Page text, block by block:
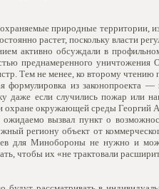
природные
растет, поскольку власти
активно обсуждали в
преднамеренного
Тем не менее, ко второму чтению
формулировка из законопроекта
даже если случились пожар или
охране окружающей среды Георгий
вызвал пункт о
региону объект от
для Минобороны не нужно и
чтобы их «не трактовали